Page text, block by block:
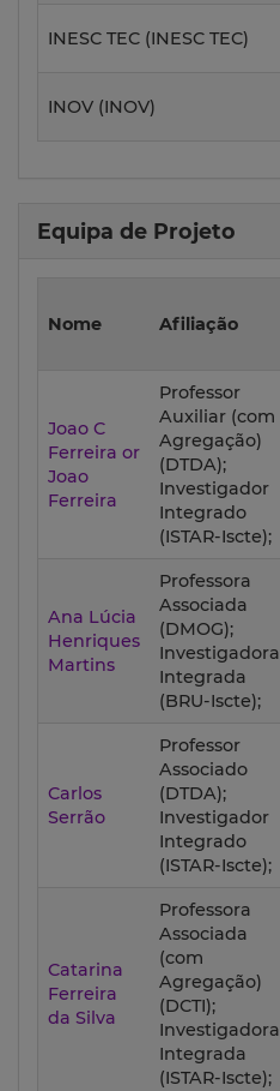
INESC TEC (INESC TEC)
INOV (INOV)
Equipa de Projeto
Nome Afiliação
Joao C
Ferreira or
Joao
Ferreira
Professor
Auxiliar (com
Agregação)
(DTDA);
Investigador
Integrado
(ISTAR-Iscte);
Ana Lúcia
Henriques
Martins
Professora
Associada
(DMOG);
Investigadora
Integrada
(BRU-Iscte);
Carlos
Serrão
Professor
Associado
(DTDA);
Investigador
Integrado
(ISTAR-Iscte);
Catarina
Ferreira
da Silva
Professora
Associada
(com
Agregação)
(DCTI);
Investigadora
Integrada
(ISTAR-Iscte);